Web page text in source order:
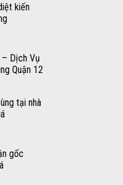
kiến
– Dịch Vụ
Quận 12
tại nhà
gốc